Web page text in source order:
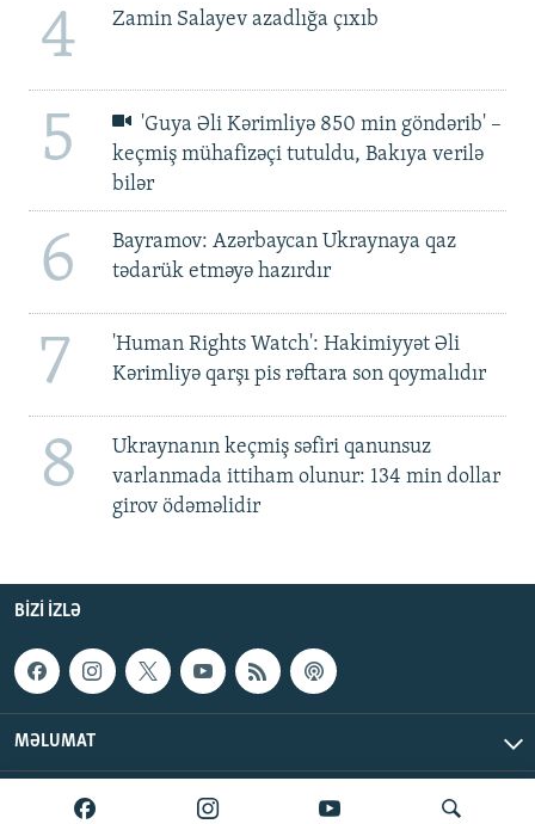
4 Zamin Salayev azadlığa çıxıb
5
'Guya Əli Kərimliyə 850 min göndərib' –
keçmiş mühafizəçi tutuldu, Bakıya verilə
bilər
6
Bayramov: Azərbaycan Ukraynaya qaz
tədarük etməyə hazırdır
7
'Human Rights Watch': Hakimiyyət Əli
Kərimliyə qarşı pis rəftara son qoymalıdır
8
Ukraynanın keçmiş səfiri qanunsuz
varlanmada ittiham olunur: 134 min dollar
girov ödəməlidir
BIZI IZLƏ
MƏLUMAT
AzadlıqRadiosu © 2026 Inc. | Bütün hüquqlar qorunur